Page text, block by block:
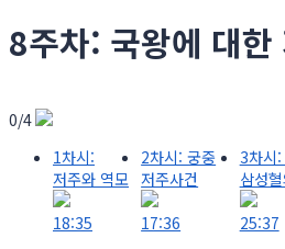
8주차: 국왕에 대한
0/4
1차시:
저주와 역모
18:35
2차시: 궁중
저주사건
17:36
3차시
삼성
25:37